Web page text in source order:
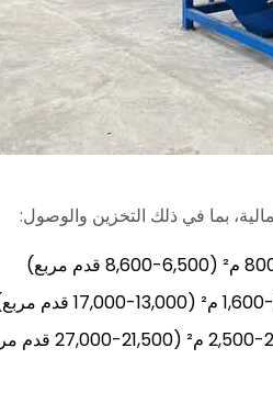
بما في ذلك التخزين والوصول: